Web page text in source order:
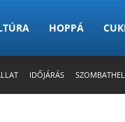
HOPPÁ
IDŐJÁRÁS